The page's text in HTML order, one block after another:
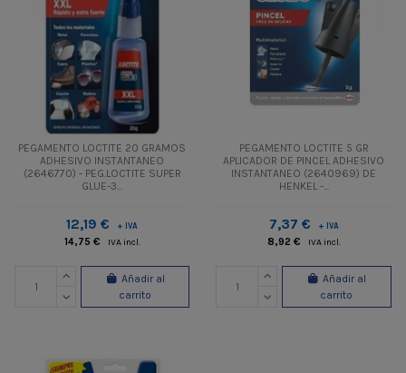
PEGAMENTO LOCTITE 20 GRAMOS
ADHESIVO INSTANTANEO
(2646770) - PEG.LOCTITE SUPER
GLUE-3...
12,19 € + IVA
14,75 € IVA incl.
Añadir al
carrito
PEGAMENTO LOCTITE 5 GR
APLICADOR DE PINCEL ADHESIVO
INSTANTANEO (2640969) DE
HENKEL -...
7,37 € + IVA
8,92 € IVA incl.
Añadir al
carrito